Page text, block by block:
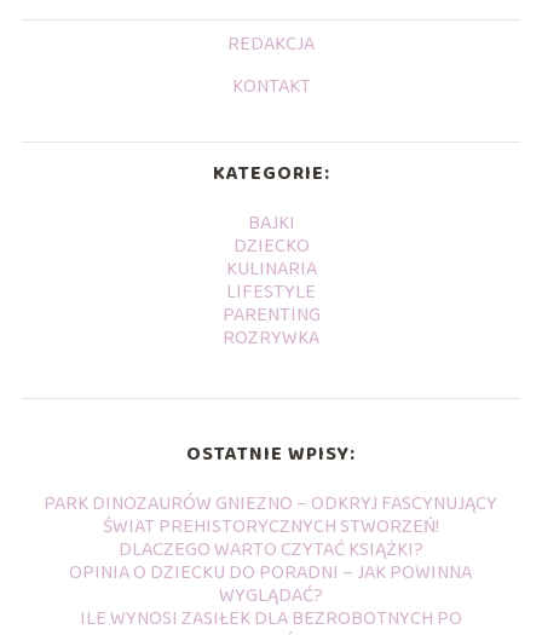
REDAKCJA
KONTAKT
KATEGORIE:
BAJKI
DZIECKO
KULINARIA
LIFESTYLE
PARENTING
ROZRYWKA
OSTATNIE WPISY:
PARK DINOZAURÓW GNIEZNO – ODKRYJ FASCYNUJĄCY
ŚWIAT PREHISTORYCZNYCH STWORZEŃ!
DLACZEGO WARTO CZYTAĆ KSIĄŻKI?
OPINIA O DZIECKU DO PORADNI – JAK POWINNA
WYGLĄDAĆ?
ILE WYNOSI ZASIŁEK DLA BEZROBOTNYCH PO